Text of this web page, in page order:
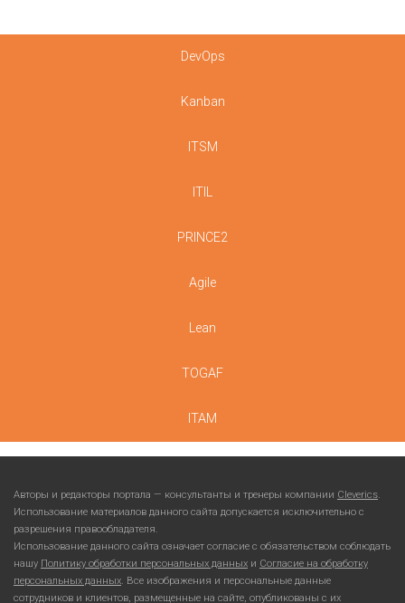
DevOps
Kanban
ITSM
ITIL
PRINCE2
Agile
Lean
TOGAF
ITAM
Авторы и редакторы портала — консультанты и тренеры компании Cleverics.
Использование материалов данного сайта допускается исключительно с
разрешения правообладателя.
Использование данного сайта означает согласие с обязательством соблюдать
нашу Политику обработки персональных данных и Согласие на обработку
персональных данных. Все изображения и персональные данные
сотрудников и клиентов, размещенные на сайте, опубликованы с их